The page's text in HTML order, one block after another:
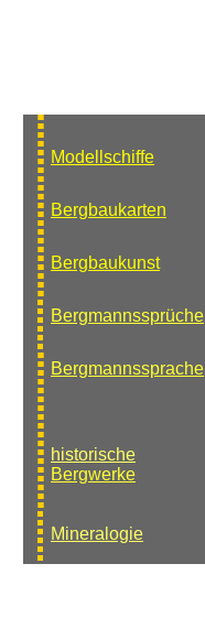
Modellschiffe
Bergbaukarten
Bergbaukunst
Bergmannssprüche
Bergmannssprache
historische
Bergwerke
Mineralogie